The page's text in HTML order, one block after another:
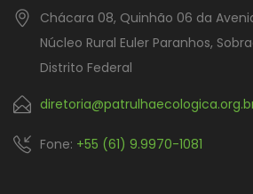
Chácara 08, Quinhão 06 da
Núcleo Rural Euler Paranhos,
Distrito Federal
Fone: +55 (61) 9.9970-1081